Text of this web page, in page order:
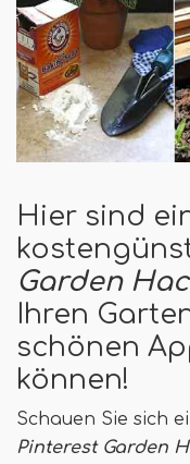
Hier sind
Garden
Ihren
schönen
können!
Schauen Sie sich
Pinterest Garden